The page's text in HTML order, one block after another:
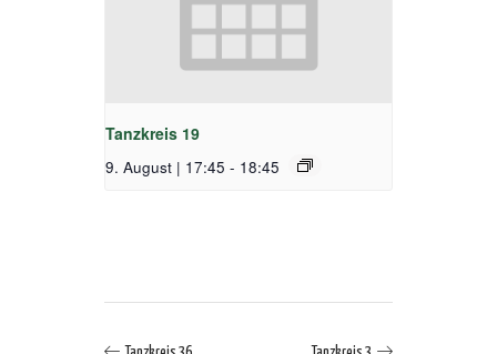
Tanzkreis 19
9. August | 17:45 - 18:45